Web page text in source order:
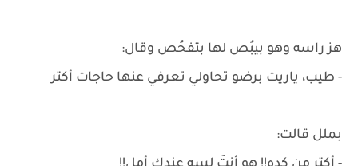
هز راسه وهو بيبُص لها بتفحُص وقال:
- طيب، ياريت برضو تحاولي تعرفي عنها حاجات أكتر
بملل قالت: